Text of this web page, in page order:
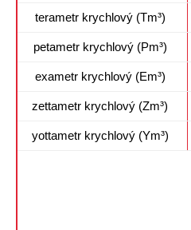
terametr krychlový (Tm³)
petametr krychlový (Pm³)
exametr krychlový (Em³)
zettametr krychlový (Zm³)
yottametr krychlový (Ym³)